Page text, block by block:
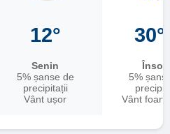
12°
Senin
5% șanse de
precipitații
Vânt ușor
5%
Vânt